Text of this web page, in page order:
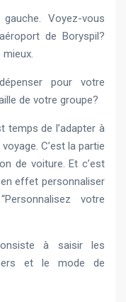
Voyez-vous
de Boryspil?
pour votre
de votre groupe?
temps de l’adapter à
C’est la partie
de voiture. Et c’est
effet personnaliser
votre
à saisir les
et le mode de